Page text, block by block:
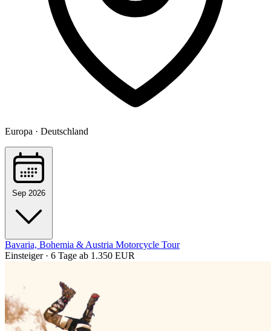
Europa · Deutschland
Sep 2026
Bavaria, Bohemia & Austria Motorcycle Tour
Einsteiger · 6 Tage ab 1.350 EUR